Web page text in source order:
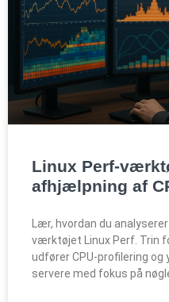
Linux Perf-
afhjælpning af
Lær, hvordan du
værktøjet Linux Perf. Trin
udfører CPU-profilering og
servere med fokus på